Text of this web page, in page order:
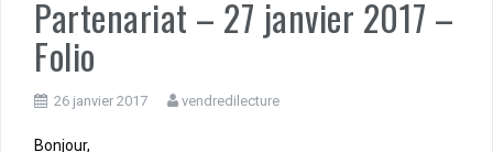
Partenariat – 27 janvier 2017 –
Folio
26 janvier 2017 vendredilecture
Bonjour,